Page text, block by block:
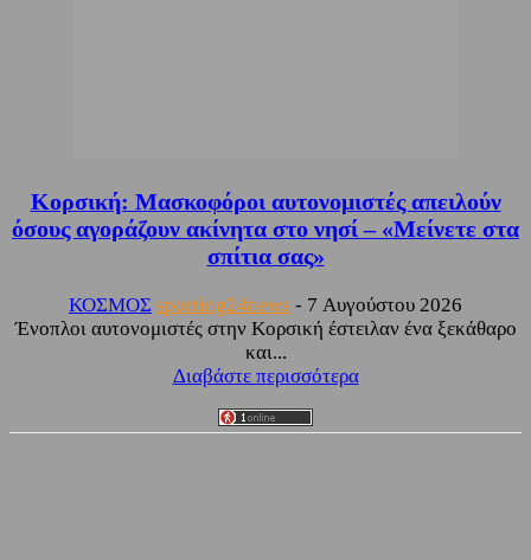
Κορσική: Μασκοφόροι αυτονομιστές απειλούν
όσους αγοράζουν ακίνητα στο νησί – «Μείνετε στα
σπίτια σας»
ΚΟΣΜΟΣ sporting24news - 7 Αυγούστου 2026
Ένοπλοι αυτονομιστές στην Κορσική έστειλαν ένα ξεκάθαρο
και...
Διαβάστε περισσότερα